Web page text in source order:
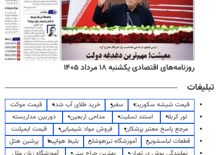
روزنامه‌های اقتصادی یکشنبه ۱۸ مرداد ۱۴۰۵
تبلیغات
قیمت شیشه سکوریت سفیر خرید طلای آب شده
قیمت موکت
تور کربلا
استند تسلیت مداحی اربعین
دوربین مداربسته
مرجع پاسخ معتبر پزشکان
فروش مواد شیمیایی
قیمت ایمپلنت
قطعات لباسشویی
آموزشگاه تیزهوشان بلیط هواپیما
پرشین هتل